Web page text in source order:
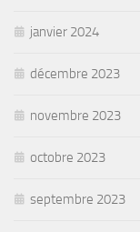
janvier 2024
décembre 2023
novembre 2023
octobre 2023
septembre 2023